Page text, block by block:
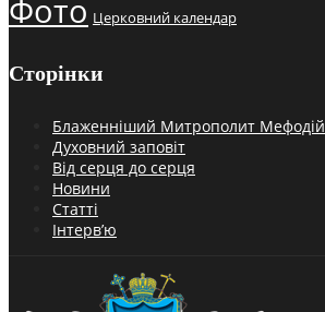
Фото Церковний календар
Сторінки
Блаженніший Митрополит Мефодій
Духовний заповіт
Від серця до серця
Новини
Статті
Інтерв’ю